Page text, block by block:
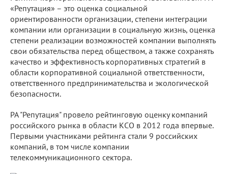
«Репутация» – это оценка социальной
ориентированности организации, степени интеграции
компании или организации в социальную жизнь, оценка
степени реализации возможностей компании выполнять
свои обязательства перед обществом, а также сохранять
качество и эффективность корпоративных стратегий в
области корпоративной социальной ответственности,
ответственного предпринимательства и экологической
безопасности.
РА "Репутация" провело рейтинговую оценку компаний
российского рынка в области КСО в 2012 года впервые.
Первыми участниками рейтинга стали 9 российских
компаний, в том числе компании
телекоммуникационного сектора.